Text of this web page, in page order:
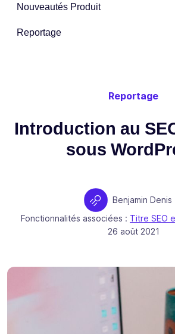
Nouveautés Produit
Reportage
Reportage
Introduction au
sous
Auteur
Benjamin Denis
Fonctionnalités associées : Titre SEO
Publié le
26 août 2021